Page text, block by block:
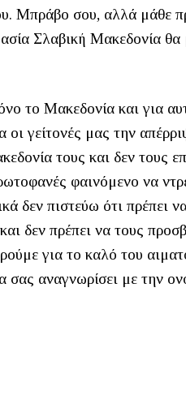
Μπράβο σου, αλλά μάθε
Σλαβική Μακεδονία θα
το Μακεδονία και για
γείτονές μας την
τους και δεν τους
φαινόμενο να
δεν πιστεύω ότι πρέπει
δεν πρέπει να τους
για το καλό του
αναγνωρίσει με την